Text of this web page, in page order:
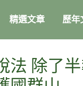
精選文章 歷年
法 除了